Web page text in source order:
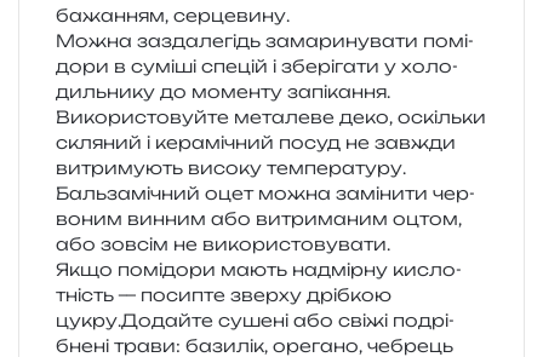
бажа­н­ням, серцевину.
Можна зазда­ле­гідь зама­ри­ну­ва­ти помі­
до­ри в сумі­ші спе­цій і збе­рі­га­ти у холо­
диль­ни­ку до момен­ту запікання.
Використовуйте мета­ле­ве деко, оскіль­ки
скля­ний і кера­мі­чний посуд не зав­жди
витри­му­ють висо­ку температуру.
Бальзамічний оцет можна замі­ни­ти чер­
во­ним вин­ним або витри­ма­ним оцтом,
або зов­сім не використовувати.
Якщо помі­до­ри мають надмір­ну кисло­
тність — поси­пте звер­ху дріб­кою
цукру.Додайте суше­ні або свіжі подрі­
бне­ні трави: бази­лік, оре­га­но, чебрець